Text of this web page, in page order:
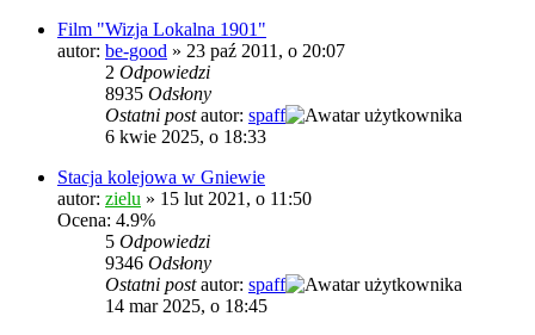
Film "Wizja Lokalna 1901"
autor: be-good » 23 paź 2011, o 20:07
2 Odpowiedzi
8935 Odsłony
Ostatni postautor: spaff
6 kwie 2025, o 18:33
Stacja kolejowa w Gniewie
autor: zielu » 15 lut 2021, o 11:50
Ocena: 4.9%
5 Odpowiedzi
9346 Odsłony
Ostatni postautor: spaff
14 mar 2025, o 18:45